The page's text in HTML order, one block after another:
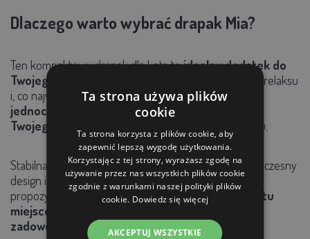
Dlaczego warto wybrać drapak Mia?
Ten kompaktowy drapak dla kota toidealny dodatek do
Twojego salonu.
Zapewnia miejsce do zabawy, snu, relaksu
i, co najważniejsze, drapania,chroniąc meble i
jednocześnie zaspokajając naturalne potrzeby
Twojego pupila.
Co więcej, nie zajmie połowy salonu.
Stabilna konstrukcja, wysokiej jakości materiały, nowoczesny
design i rozsądna cena sprawiają, że ten drapak to
propozycja nie do odrzucenia.Podaruj swojemu kotu
miejsce, w którym poczuje się szczęśliwy i
zadowolony!
Ta strona używa plików
cookie
Ta strona korzysta z plików cookie, aby
zapewnić lepszą wygodę użytkowania.
Korzystając z tej strony, wyrażasz zgodę na
używanie przez nas wszystkich plików cookie
zgodnie z warunkami naszej polityki plików
cookie. Dowiedz się więcej
AKCEPTUJ WSZYSTKIE